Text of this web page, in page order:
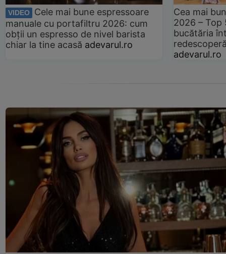
VIDEO
Cele mai bune espressoare
manuale cu portafiltru 2026: cum
obții un espresso de nivel barista
chiar la tine acasă adevarul.ro
Cea mai
2026 –
bucătăria
adevarul.ro